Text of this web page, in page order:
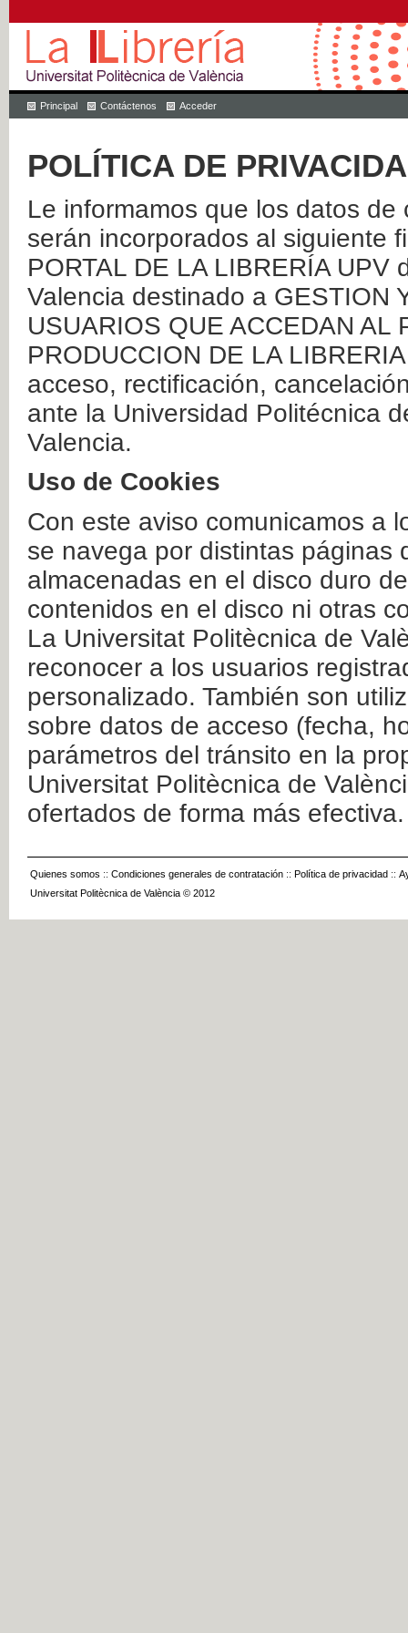
Principal Contáctenos Acceder
POLÍTICA DE
Le informamos que los datos
serán incorporados al siguiente
PORTAL DE LA LIBRERÍA
Valencia destinado a GESTION
USUARIOS QUE ACCEDAN AL
PRODUCCION DE LA
acceso, rectificación,
ante la Universidad Politécnica
Valencia.
Uso de Cookies
Con este aviso comunicamos a
se navega por distintas páginas
almacenadas en el disco duro
contenidos en el disco ni otras
La Universitat Politècnica de
reconocer a los usuarios
personalizado. También son
sobre datos de acceso (fecha,
parámetros del tránsito en la
Universitat Politècnica de
ofertados de forma más efectiva.
Quienes somos :: Condiciones generales de contratación :: Política de privacidad ::
Universitat Politècnica de València © 2012